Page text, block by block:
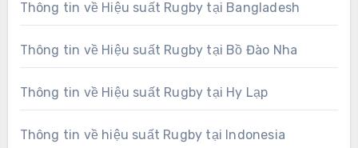
Thông tin về Hiệu suất Rugby tại Bangladesh
Thông tin về Hiệu suất Rugby tại Bồ Đào Nha
Thông tin về Hiệu suất Rugby tại Hy Lạp
Thông tin về hiệu suất Rugby tại Indonesia